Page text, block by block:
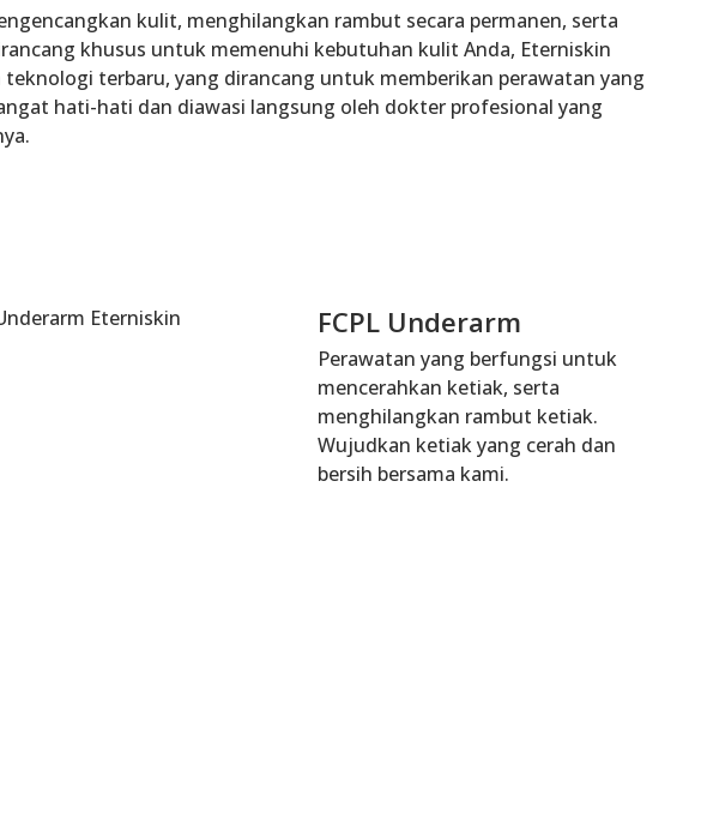
kulit, menghilangkan rambut secara permanen, serta
khusus untuk memenuhi kebutuhan kulit Anda, Eterniskin
terbaru, yang dirancang untuk memberikan perawatan yang
hati-hati dan diawasi langsung oleh dokter profesional yang
FCPL Underarm
Perawatan yang berfungsi untuk
mencerahkan ketiak, serta
menghilangkan rambut ketiak.
Wujudkan ketiak yang cerah dan
bersih bersama kami.